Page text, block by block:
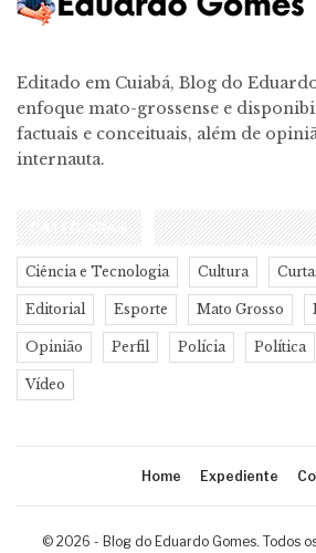
Editado em Cuiabá, Blog do
enfoque mato-grossense e
factuais e conceituais, além de
internauta.
CATEGORIAS
Ciência e Tecnologia Cultura
Editorial Esporte Mato Grosso
Opinião Perfil Polícia Política
Vídeo
Home Expediente
© 2026 - Blog do Eduardo Gomes. Todos